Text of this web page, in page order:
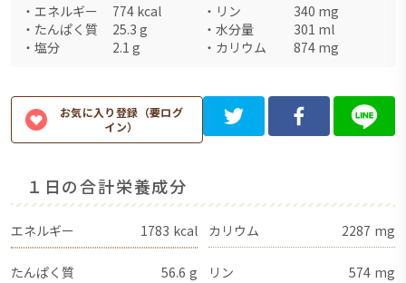
・ エネルギー 774 kcal ・ リン 340 mg
・ たんぱく質 25.3 g ・ 水分量 301 ml
・ 塩分 2.1 g ・ カリウム 874 mg
お気に入り登録（要ログ
イン）
１日の合計栄養成分
エネルギー 1783 kcal カリウム 2287 mg
たんぱく質 56.6 g リン 574 mg